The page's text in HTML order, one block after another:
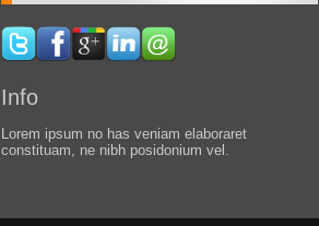
Info
Lorem ipsum no has veniam elaboraret
constituam, ne nibh posidonium vel.